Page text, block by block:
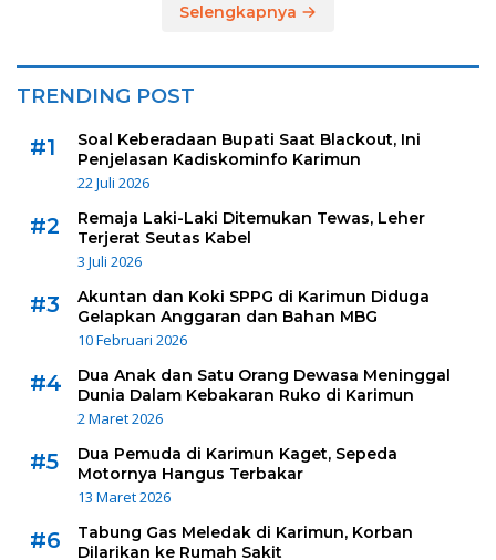
Selengkapnya
TRENDING POST
#1
Soal Keberadaan Bupati Saat Blackout, Ini
Penjelasan Kadiskominfo Karimun
22 Juli 2026
#2
Remaja Laki-Laki Ditemukan Tewas, Leher
Terjerat Seutas Kabel
3 Juli 2026
#3
Akuntan dan Koki SPPG di Karimun Diduga
Gelapkan Anggaran dan Bahan MBG
10 Februari 2026
#4
Dua Anak dan Satu Orang Dewasa Meninggal
Dunia Dalam Kebakaran Ruko di Karimun
2 Maret 2026
#5
Dua Pemuda di Karimun Kaget, Sepeda
Motornya Hangus Terbakar
13 Maret 2026
#6
Tabung Gas Meledak di Karimun, Korban
Dilarikan ke Rumah Sakit